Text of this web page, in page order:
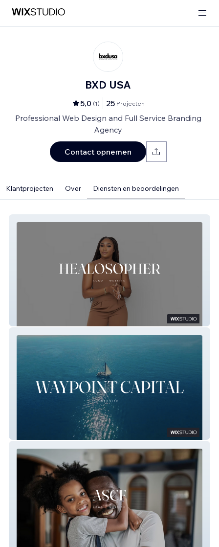
BXD USA
5,0 (1) 25 Projecten
Professional Web Design and Full Service Branding
Agency
Contact opnemen
Klantprojecten Over Diensten en beoordelingen